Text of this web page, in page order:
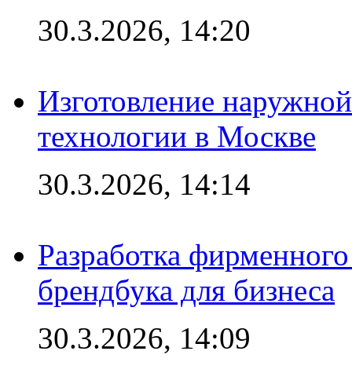
30.3.2026, 14:20
Изготовление
технологии в Москве
30.3.2026, 14:14
Разработка
брендбука для бизнеса
30.3.2026, 14:09